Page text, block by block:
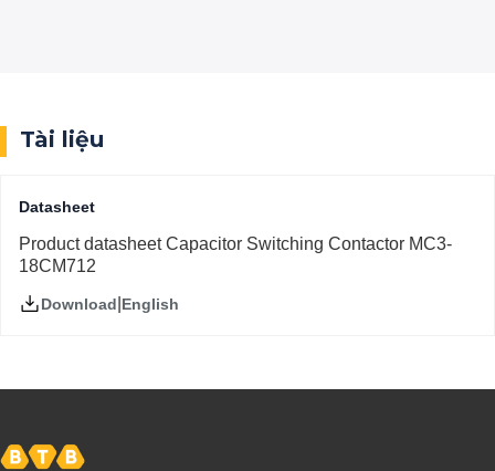
Tài liệu
Datasheet
Product datasheet Capacitor Switching Contactor MC3-
18CM712
Download English